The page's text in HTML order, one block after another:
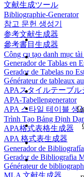
文献生成ツール
Bibliographie-Generator
참고 문헌 생성기
参考文献生成器
參考書目生成器
Công cụ tạo danh mục tài
Generador de Tablas en
Gerador de Tabelas no
Générateur de tableaux
APAスタイルテーブ
APA-Tabellengenerator
APA 스타일 테이블 생
Trình Tạo Bảng Định
APA格式表格生成器
APA 格式表生成器
Generador de
Gerador de Bibliografia
Générateur de
MLA 文献生成器